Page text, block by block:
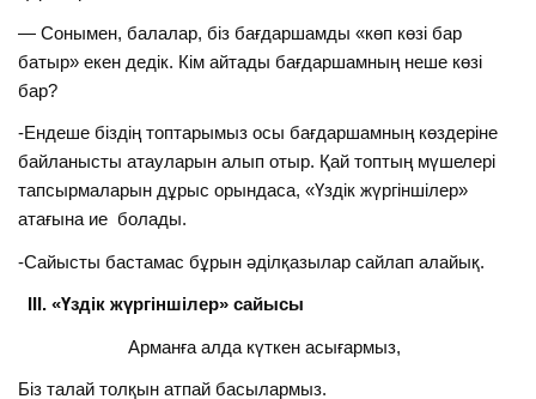
— Сонымен, балалар, біз бағдаршамды «көп көзі бар
батыр» екен дедік. Кім айтады бағдаршамның неше көзі
бар?
-Ендеше біздің топтарымыз осы бағдаршамның көздеріне
байланысты атауларын алып отыр. Қай топтың мүшелері
тапсырмаларын дұрыс орындаса, «Үздік жүргіншілер»
атағына ие болады.
-Сайысты бастамас бұрын әділқазылар сайлап алайық.
ІІІ. «Үздік жүргіншілер» сайысы
Арманға алда күткен асығармыз,
Біз талай толқын атпай басылармыз.